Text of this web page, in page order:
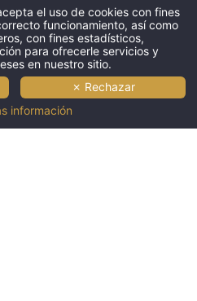
el uso de cookies con fines
funcionamiento, así como
con fines estadísticos,
para ofrecerle servicios y
en nuestro sitio.
✗ Rechazar
información